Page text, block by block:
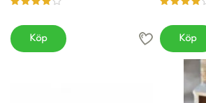
Köp Köp